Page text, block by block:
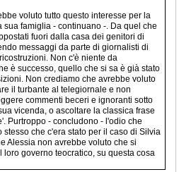
voluto tutto questo interesse per la
sua famiglia - continuano -. Da quel che
fuori dalla casa dei genitori di
messaggi da parte di giornalisti di
Non c'è niente da
è successo, quello che si sa è già stato
Non crediamo che avrebbe voluto
il turbante al telegiornale e non
commenti beceri e ignoranti sotto
vicenda, o ascoltare la classica frase
Purtroppo - concludono - l'odio che
che c'era stato per il caso di Silvia
Alessia non avrebbe voluto che si
governo teocratico, su questa cosa